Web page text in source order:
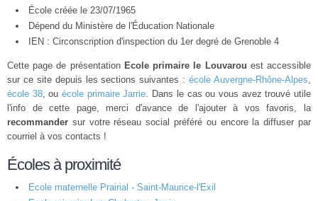
École créée le 23/07/1965
Dépend du Ministère de l'Éducation Nationale
IEN : Circonscription d'inspection du 1er degré de Grenoble 4
Cette page de présentation Ecole primaire le Louvarou est accessible
sur ce site depuis les sections suivantes :école Auvergne-Rhône-Alpes,
école 38, ouécole primaire Jarrie. Dans le cas ou vous avez trouvé utile
l'info de cette page, merci d'avance de l'ajouter à vos favoris, la
recommander sur votre réseau social préféré ou encore la diffuser par
courriel à vos contacts !
Écoles à proximité
Ecole maternelle Prairial - Saint-Maurice-l'Exil